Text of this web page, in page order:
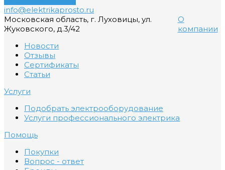
info@elektrikaprosto.ru
Московская область, г. Луховицы, ул.
Жуковского, д.3/42
О
компании
Новости
Отзывы
Сертификаты
Статьи
Услуги
Подобрать электрооборудование
Услуги профессионального электрика
Помощь
Покупки
Вопрос - ответ